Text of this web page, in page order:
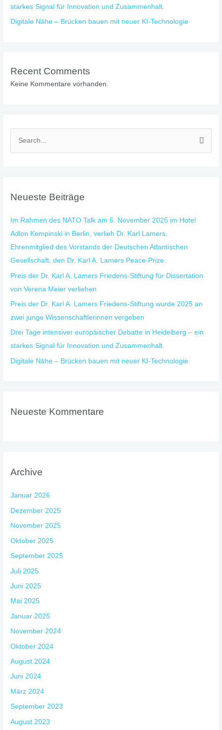
starkes Signal für Innovation und Zusammenhalt.
Digitale Nähe – Brücken bauen mit neuer KI-Technologie
Recent Comments
Keine Kommentare vorhanden.
e
n
a
c
h
:
Neueste Beiträge
Im Rahmen des NATO Talk am 6. November 2025 im Hotel
Adlon Kempinski in Berlin, verlieh Dr. Karl Lamers,
Ehrenmitglied des Vorstands der Deutschen Atlantischen
Gesellschaft, den Dr. Karl A. Lamers Peace-Prize.
Preis der Dr. Karl A. Lamers Friedens-Stiftung für Dissertation
von Verena Meier verliehen
Preis der Dr. Karl A. Lamers Friedens-Stiftung wurde 2025 an
zwei junge Wissenschaftlerinnen vergeben
Drei Tage intensiver europäischer Debatte in Heidelberg – ein
starkes Signal für Innovation und Zusammenhalt.
Digitale Nähe – Brücken bauen mit neuer KI-Technologie
Neueste Kommentare
Archive
Januar 2026
Dezember 2025
November 2025
Oktober 2025
September 2025
Juli 2025
Juni 2025
Mai 2025
Januar 2025
November 2024
Oktober 2024
August 2024
Juni 2024
März 2024
September 2023
August 2023